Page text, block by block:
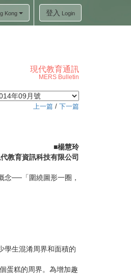
Kong 登入 Login
現代教育通訊
MERS Bulletin
上一篇 / 下一篇
■楊慧玲
教育資訊科技有限公司
──「圍繞圖形一圈，
生混淆周界和面積的
蛋糕的周界。為增加趣